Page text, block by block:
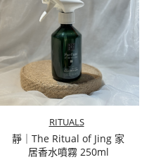
RITUALS
靜｜The Ritual of Jing 家
居香水噴霧 250ml